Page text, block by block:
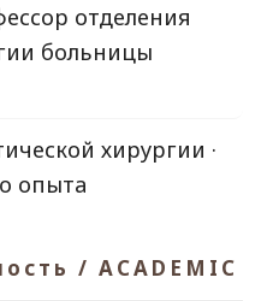
отделения
больницы
хирургии ·
опыта
/ ACADEMIC